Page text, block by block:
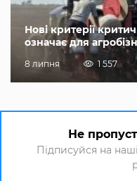
Нові критерії
означає для
8 липня 1 557
Не
Підписуйся на